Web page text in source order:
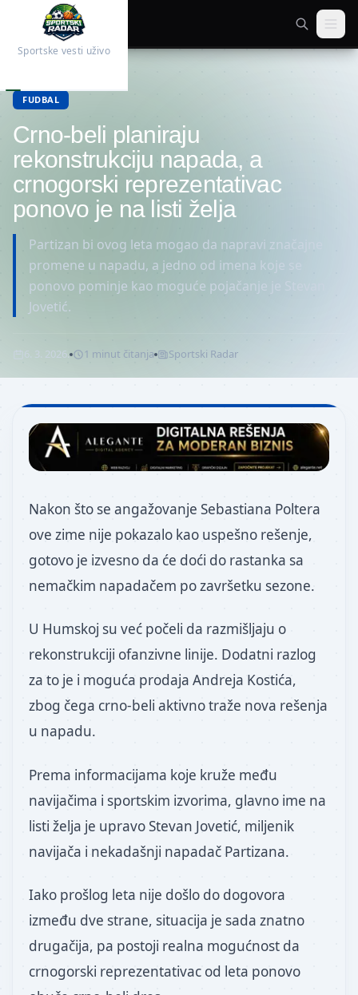
Sportske vesti uživo
FUDBAL
Crno-beli planiraju
rekonstrukciju napada, a
crnogorski reprezentativac
ponovo je na listi želja
Partizan bi ovog leta mogao da napravi značajne
promene u napadu, a jedno od imena koje se
ponovo pominje kao moguće pojačanje je Stevan
Jovetić.
6. 3. 2026. 1 minut čitanja Sportski Radar
Nakon što se angažovanje Sebastiana Poltera
ove zime nije pokazalo kao uspešno rešenje,
gotovo je izvesno da će doći do rastanka sa
nemačkim napadačem po završetku sezone.
U Humskoj su već počeli da razmišljaju o
rekonstrukciji ofanzivne linije. Dodatni razlog
za to je i moguća prodaja Andreja Kostića,
zbog čega crno-beli aktivno traže nova rešenja
u napadu.
Prema informacijama koje kruže među
navijačima i sportskim izvorima, glavno ime na
listi želja je upravo Stevan Jovetić, miljenik
navijača i nekadašnji napadač Partizana.
Iako prošlog leta nije došlo do dogovora
između dve strane, situacija je sada znatno
drugačija, pa postoji realna mogućnost da
crnogorski reprezentativac od leta ponovo